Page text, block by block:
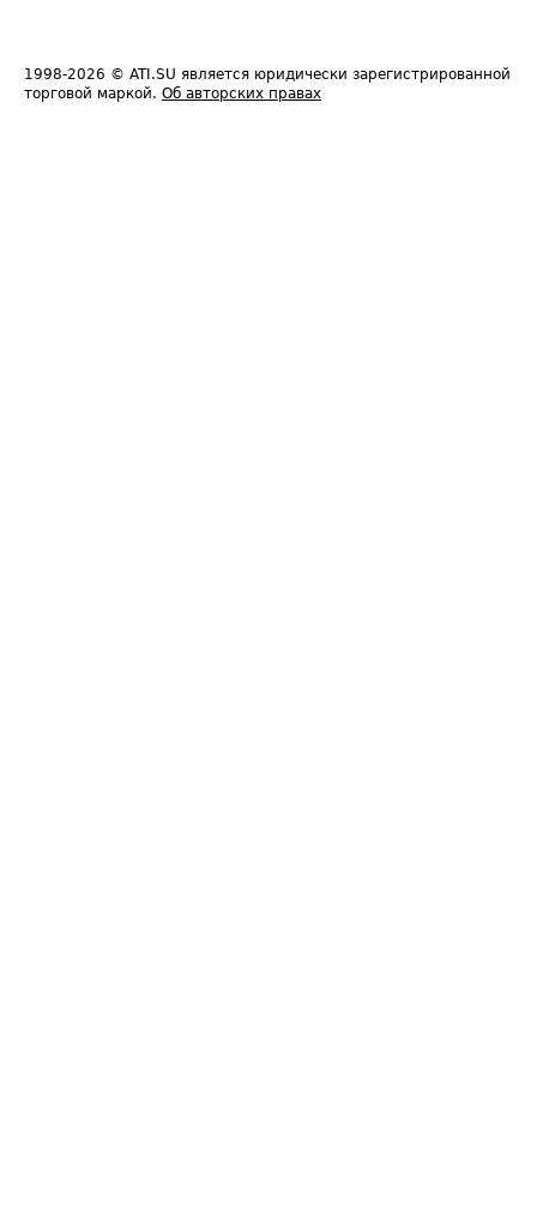
1998-2026 © ATI.SU является юридически зарегистрированной
торговой маркой. Об авторских правах